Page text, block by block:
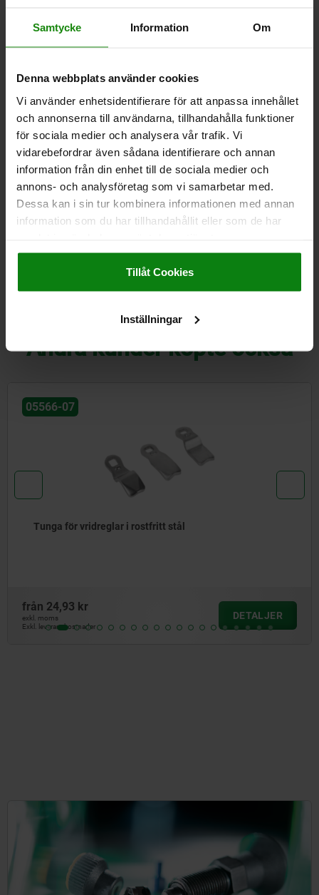
Samtycke Information Om
Denna webbplats använder cookies
Vi använder enhetsidentifierare för att anpassa innehållet
och annonserna till användarna, tillhandahålla funktioner
för sociala medier och analysera vår trafik. Vi
vidarebefordrar även sådana identifierare och annan
information från din enhet till de sociala medier och
annons- och analysföretag som vi samarbetar med.
Dessa kan i sin tur kombinera informationen med annan
information som du har tillhandahållit eller som de har
Impressum|Dataskydd|AGB
Tillåt Cookies
Inställningar
13,5=19,5, STÅL FÖRZINKAT
BREDD=12 B1=6,1 13,5=19,5 TUNGLÄNGD=24
PASSAR TILL VRIDREGLAR FRÅN NORELEM =05561, 05562
Beställningsnummer:05563-0124X195
5,29 kr
Exkl. leveranskostnader
Andra kunder köpte också
15,16 kr
Exkl. leveranskostnader